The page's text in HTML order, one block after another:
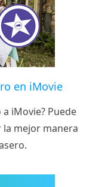
en iMovie
iMovie? Puede
mejor manera